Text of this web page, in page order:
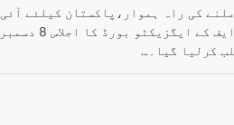
کی راہ ہموار،پاکستان کیلئے آئی
ایم ایف کے ایگزیکٹو بورڈ کا اجلاس 8 دسمبر
کرلیا گیا۔…